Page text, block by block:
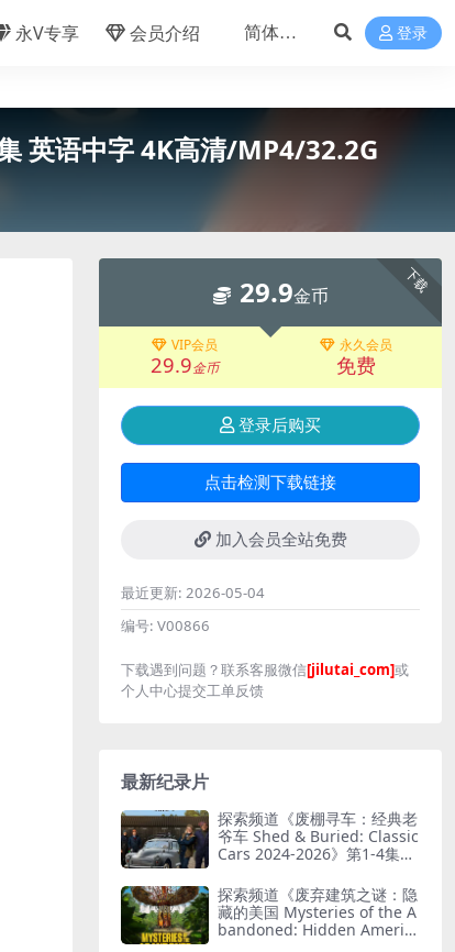
永V专享 会员介绍 登录
英语中字 4K高清/MP4/32.2G
下载
29.9金币
VIP会员
29.9金币
永久会员
免费
登录后购买
点击检测下载链接
加入会员全站免费
最近更新: 2026-05-04
编号: V00866
下载遇到问题？联系客服微信[jilutai_com]或
个人中心提交工单反馈
最新纪录片
探索频道《废棚寻车：经典老
爷车 Shed & Buried: Classic
Cars 2024-2026》第1-4集全
净版 翻新老爷车
探索频道《废弃建筑之谜：隐
藏的美国 Mysteries of the A
bandoned: Hidden Americ